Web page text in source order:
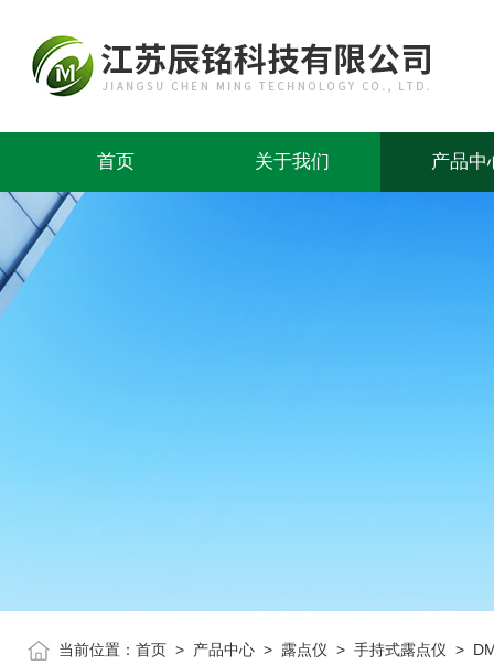
首页 关于我们 产品中
当前位置： 首页 > 产品中心 > 露点仪 > 手持式露点仪 >